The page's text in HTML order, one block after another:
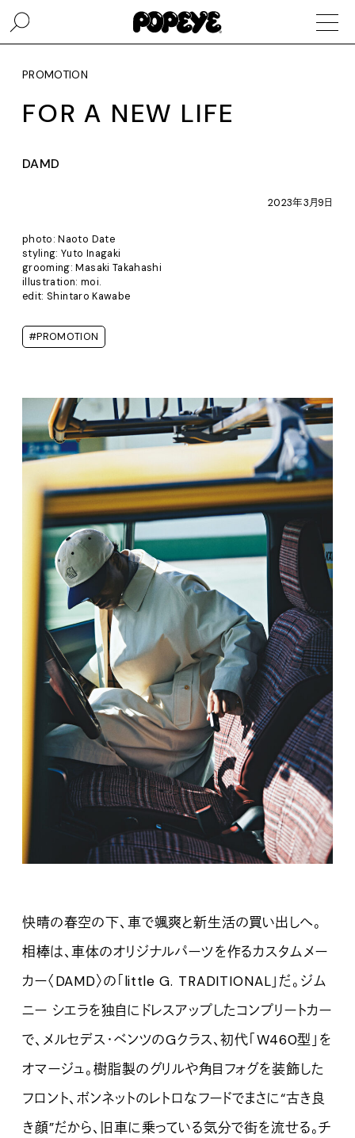
PROMOTION
FOR A NEW LIFE
DAMD
2023年3月9日
photo: Naoto Date
styling: Yuto Inagaki
grooming: Masaki Takahashi
illustration: moi.
edit: Shintaro Kawabe
#PROMOTION
快晴の春空の下、車で颯爽と新生活の買い出しへ。
相棒は、車体のオリジナルパーツを作るカスタムメー
カー〈DAMD〉の「little G. TRADITIONAL」だ。ジム
ニー シエラを独自にドレスアップしたコンプリートカー
で、メルセデス・ベンツのGクラス、初代「W460型」を
オマージュ。樹脂製のグリルや角目フォグを装飾した
フロント、ボンネットのレトロなフードでまさに“古き良
き顔”だから、旧車に乗っている気分で街を流せる。チ